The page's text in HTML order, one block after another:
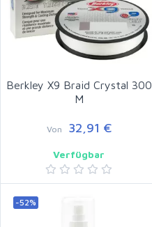
Berkley X9 Braid Crystal 300
M
Von 32,91 €
Verfügbar
-52%